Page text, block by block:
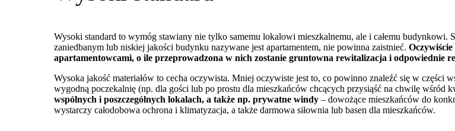
Wysoki standard to wymóg stawiany nie tylko samemu lokalowi mieszkalnemu, ale i całemu budynkowi.
zaniedbanym lub niskiej jakości budynku nazywane jest apartamentem, nie powinna zaistnieć.
apartamentowcami, o ile przeprowadzona w nich zostanie gruntowna rewitalizacja i odpowiednie
Wysoka jakość materiałów to cecha oczywista. Mniej oczywiste jest to, co powinno znaleźć się w części
wygodną poczekalnię (np. dla gości lub po prostu dla mieszkańców chcących przysiąść na chwilę wśród
wspólnych i poszczególnych lokalach, a także np. prywatne windy – dowożące mieszkańców do
wystarczy całodobowa ochrona i klimatyzacja, a także darmowa siłownia lub basen dla mieszkańców.